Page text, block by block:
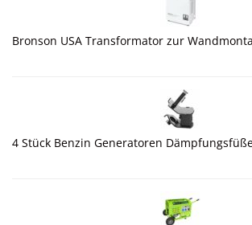
Bronson USA Transformator zur
4 Stück Benzin Generatoren